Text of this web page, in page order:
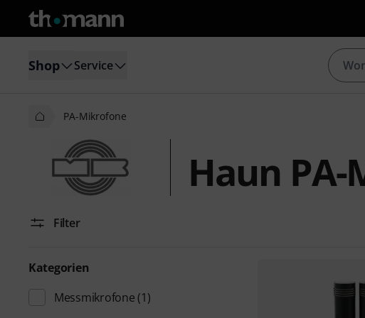
Shop Service
PA-Mikrofone
Haun
Filter
Kategorien
Messmikrofone (1)